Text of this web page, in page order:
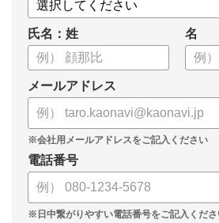
氏名：姓 名
メールアドレス
電話番号